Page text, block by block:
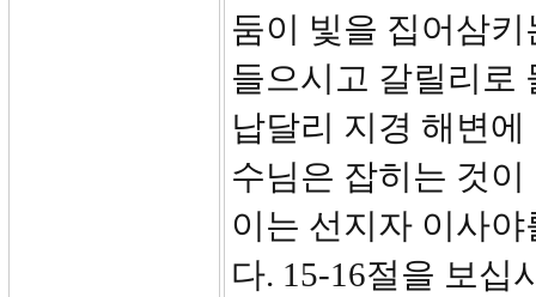
둠이 빛을 집어삼
들으시고 갈릴리로
납달리 지경 해변
수님은 잡히는 것
이는 선지자 이사
다. 15-16절을 보십